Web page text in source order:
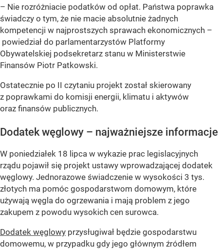
– Nie rozróżniacie podatków od opłat. Państwa poprawka
świadczy o tym, że nie macie absolutnie żadnych
kompetencji w najprostszych sprawach ekonomicznych –
powiedział do parlamentarzystów Platformy
Obywatelskiej podsekretarz stanu w Ministerstwie
Finansów Piotr Patkowski.
Ostatecznie po II czytaniu projekt został skierowany
z poprawkami do komisji energii, klimatu i aktywów
oraz finansów publicznych.
Dodatek węglowy – najważniejsze informacje
W poniedziałek 18 lipca w wykazie prac legislacyjnych
rządu pojawił się projekt ustawy wprowadzającej dodatek
węglowy. Jednorazowe świadczenie w wysokości 3 tys.
złotych ma pomóc gospodarstwom domowym, które
używają węgla do ogrzewania i mają problem z jego
zakupem z powodu wysokich cen surowca.
Dodatek węglowy przysługiwał będzie gospodarstwu
domowemu, w przypadku gdy jego głównym źródłem